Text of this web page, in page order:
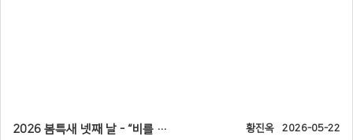
2026 봄특새 넷째 날 - “비를 뚫고, 은혜를 파고”, 막힌 우물을 다시 파는 새벽 2026-05-22
황진옥